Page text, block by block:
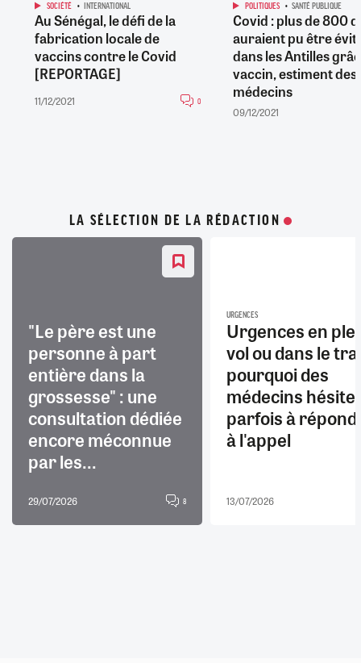
SOCIÉTÉ INTERNATIONAL
Au Sénégal, le défi de la
fabrication locale de
vaccins contre le Covid
[REPORTAGE]
11/12/2021 0
POLITIQUES SANTÉ PUBLIQUE
Covid : plus de 800
auraient pu être
dans les Antilles
vaccin, estiment des
médecins
09/12/2021
LA SÉLECTION DE LA RÉDACTION
"Le père est une
personne à part
entière dans la
grossesse" : une
consultation dédiée
encore méconnue
par les...
29/07/2026 8
URGENCES
Urgences en
vol ou dans le
pourquoi des
médecins
parfois à
à l'appel
13/07/2026